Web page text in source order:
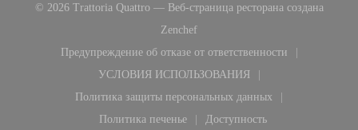
© 2026 Trattoria Quattro — Веб-страница ресторана создана
Zenchef((открывается в новом окне))
Предупреждение об отказе от ответственности
((открывается в новом окне))
УСЛОВИЯ ИСПОЛЬЗОВАНИЯ
((открывается в новом окне))
Политика защиты персональных данных
((открывается в новом окне))
Политика печенье
Доступность